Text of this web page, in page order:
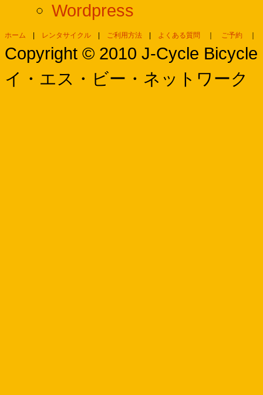
Wordpress
ホーム レンタサイクル ご利用方法 よくある質問 ご予約
Copyright © 2010 J-Cycle
イ・エス・ビー・ネットワーク